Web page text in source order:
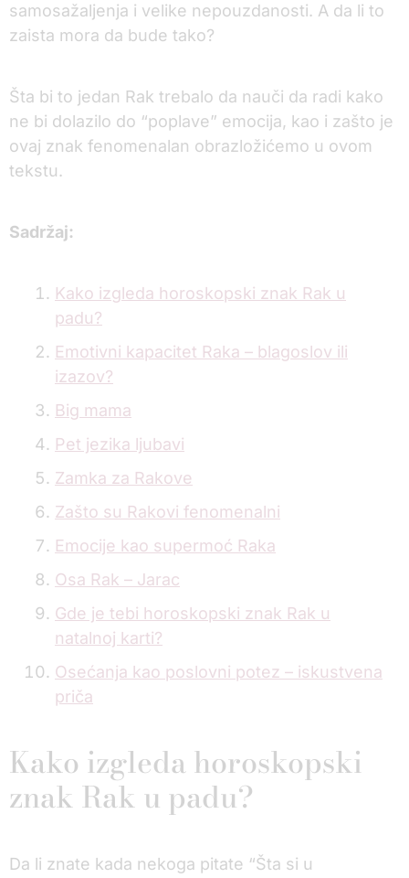
samosažaljenja i velike nepouzdanosti. A da li to
zaista mora da bude tako?
Šta bi to jedan Rak trebalo da nauči da radi kako
ne bi dolazilo do “poplave” emocija, kao i zašto je
ovaj znak fenomenalan obrazložićemo u ovom
tekstu.
Sadržaj:
Kako izgleda horoskopski znak Rak u
padu?
Emotivni kapacitet Raka – blagoslov ili
izazov?
Big mama
Pet jezika ljubavi
Zamka za Rakove
Zašto su Rakovi fenomenalni
Emocije kao supermoć Raka
Osa Rak – Jarac
Gde je tebi horoskopski znak Rak u
natalnoj karti?
Osećanja kao poslovni potez – iskustvena
priča
Kako izgleda horoskopski
znak Rak u padu?
Da li znate kada nekoga pitate “Šta si u